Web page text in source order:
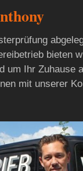
bieten
um Ihr Zuhause
mit unserer